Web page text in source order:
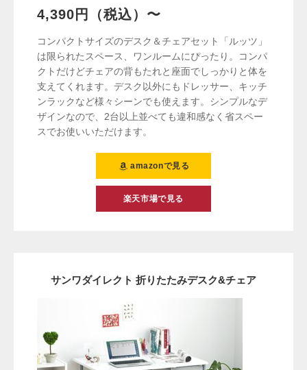
4,390円（税込）〜
コンパクトサイズのデスク＆チェアセット「ルッツ」
は限られたスペース、ワンルームにぴったり。コンパ
クトだけどチェアの背もたれと座面でしっかりと体を
支えてくれます。デスク以外にもドレッサー、キッチ
ンラックなど様々シーンでも使えます。シンプルなデ
ザインなので、2台以上並べても違和感なく省スペー
スでお使いいただけます。
amazonで見る
楽天市場で見る
サンワダイレクト 折りたたみデスク&チェア